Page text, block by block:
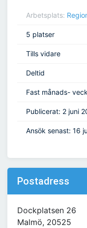
Arbetsplats:
5 platser
Tills vidare
Deltid
Fast månads-
Publicerat: 2 juni
Ansök senast: 16
Postadress
Dockplatsen 26
Malmö, 20525